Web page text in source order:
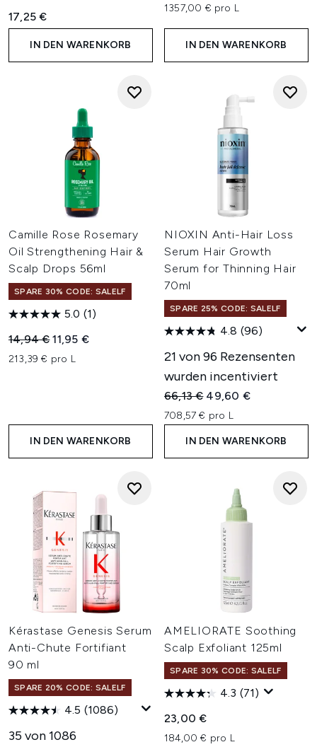
17,25 €
IN DEN WARENKORB
1357,00 € pro L
IN DEN WARENKORB
Camille Rose Rosemary
Oil Strengthening Hair &
Scalp Drops 56ml
SPARE 30% CODE: SALELF
5.0 (1)
Unverbindliche Preisempfehlung:
14,94 €Aktueller Preis:
11,95 €
213,39 € pro L
IN DEN WARENKORB
NIOXIN Anti-Hair Loss
Serum Hair Growth
Serum for Thinning Hair
70ml
SPARE 25% CODE: SALELF
4.8 (96)
21 von 96 Rezensenten
wurden incentiviert
Unverbindliche
66,13 € Aktueller Preis:
49,60 €
708,57 € pro L
IN DEN WARENKORB
Kérastase Genesis Serum
Anti-Chute Fortifiant
90 ml
SPARE 20% CODE: SALELF
4.5 (1086)
35 von 1086
AMELIORATE Soothing
Scalp Exfoliant 125ml
SPARE 30% CODE: SALELF
4.3 (71)
23,00 €
184,00 € pro L